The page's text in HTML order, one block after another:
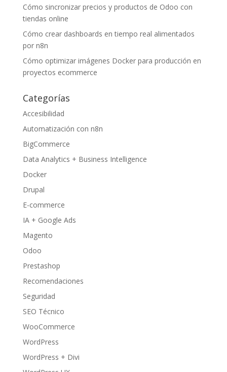
Cómo sincronizar precios y productos de Odoo con
tiendas online
Cómo crear dashboards en tiempo real alimentados
por n8n
Cómo optimizar imágenes Docker para producción en
proyectos ecommerce
Categorías
Accesibilidad
Automatización con n8n
BigCommerce
Data Analytics + Business Intelligence
Docker
Drupal
E-commerce
IA + Google Ads
Magento
Odoo
Prestashop
Recomendaciones
Seguridad
SEO Técnico
WooCommerce
WordPress
WordPress + Divi